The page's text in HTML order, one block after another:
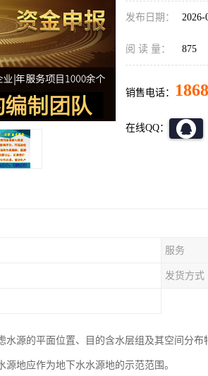
发布日期： 2026-
阅 读 量： 875
销售电话：
在线QQ：
服务
发货方式
水源的平面位置、目的含水层组及其空间分
地应作为地下水水源地的示范范围。